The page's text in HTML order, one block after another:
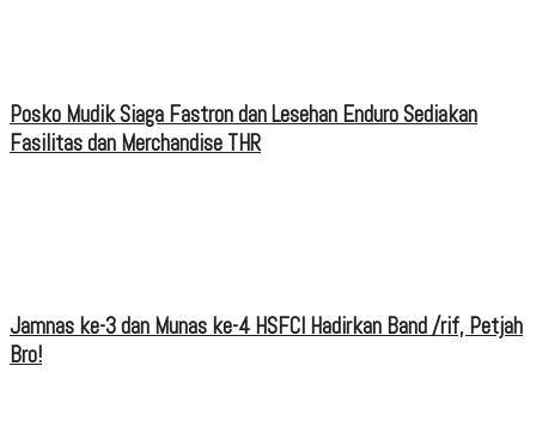
Posko Mudik Siaga Fastron dan Lesehan Enduro Sediakan
Fasilitas dan Merchandise THR
Jamnas ke-3 dan Munas ke-4 HSFCI Hadirkan Band /rif, Petjah
Bro!